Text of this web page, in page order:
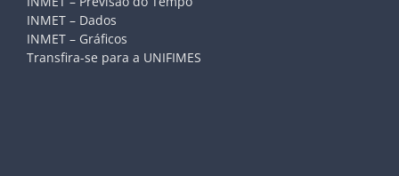
INMET – Dados
INMET – Gráficos
Transfira-se para a UNIFIMES